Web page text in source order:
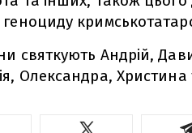
святкують Андрій,
Олександра, Христина